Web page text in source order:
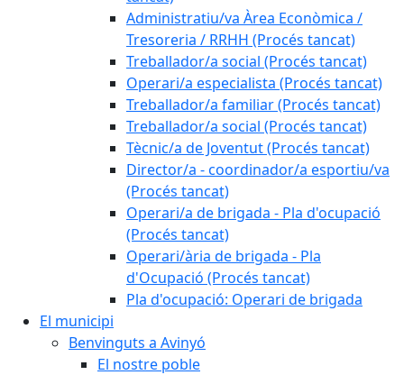
Administratiu/va Àrea Econòmica /
Tresoreria / RRHH (Procés tancat)
Treballador/a social (Procés tancat)
Operari/a especialista (Procés tancat)
Treballador/a familiar (Procés tancat)
Treballador/a social (Procés tancat)
Tècnic/a de Joventut (Procés tancat)
Director/a - coordinador/a esportiu/va
(Procés tancat)
Operari/a de brigada - Pla d'ocupació
(Procés tancat)
Operari/ària de brigada - Pla
d'Ocupació (Procés tancat)
Pla d'ocupació: Operari de brigada
El municipi
Benvinguts a Avinyó
El nostre poble